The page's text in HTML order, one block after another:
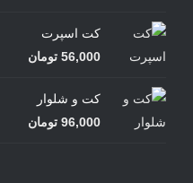
کت اسپرت
56,000 تومان
کت و شلوار
96,000 تومان